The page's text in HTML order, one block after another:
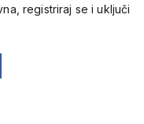
registriraj se i uključi